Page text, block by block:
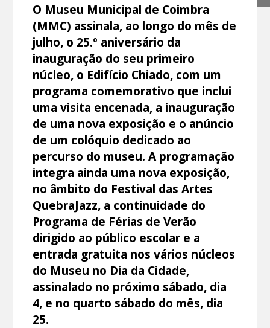
O Museu Municipal de Coimbra
(MMC) assinala, ao longo do mês de
julho, o 25.º aniversário da
inauguração do seu primeiro
núcleo, o Edifício Chiado, com um
programa comemorativo que inclui
uma visita encenada, a inauguração
de uma nova exposição e o anúncio
de um colóquio dedicado ao
percurso do museu. A programação
integra ainda uma nova exposição,
no âmbito do Festival das Artes
QuebraJazz, a continuidade do
Programa de Férias de Verão
dirigido ao público escolar e a
entrada gratuita nos vários núcleos
do Museu no Dia da Cidade,
assinalado no próximo sábado, dia
4, e no quarto sábado do mês, dia
25.